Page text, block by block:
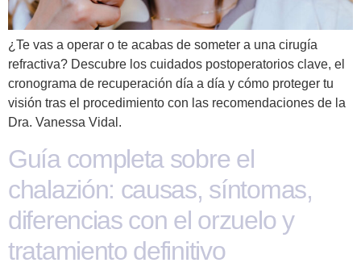
¿Te vas a operar o te acabas de someter a una cirugía
refractiva? Descubre los cuidados postoperatorios clave, el
cronograma de recuperación día a día y cómo proteger tu
visión tras el procedimiento con las recomendaciones de la
Dra. Vanessa Vidal.
Guía completa sobre el
chalazión: causas, síntomas,
diferencias con el orzuelo y
tratamiento definitivo